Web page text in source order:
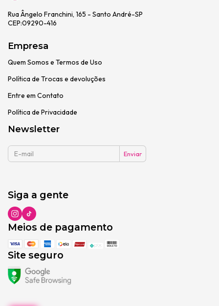
Rua Ângelo Franchini, 165 - Santo André-SP
CEP:09290-416
Empresa
Quem Somos e Termos de Uso
Política de Trocas e devoluções
Entre em Contato
Política de Privacidade
Newsletter
Siga a gente
Meios de pagamento
Site seguro